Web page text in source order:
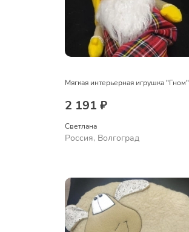
Мягкая интерьерная игрушка "Гном"
2 191 ₽
Светлана
Россия, Волгоград